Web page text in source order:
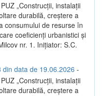
„Construcții, instalații
durabilă, creștere a
consumului de resurse în
coeficienți urbanistici și
nr. 1. Inițiator: S.C.
din data de 19.06.2026 -
„Construcții, instalații
durabilă, creștere a